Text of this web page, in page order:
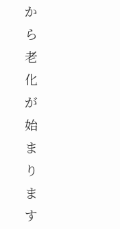
か
ら
老
化
が
始
ま
り
ま
す